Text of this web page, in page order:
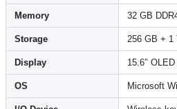
Memory 32 GB
Storage 256 GB + 1
Display 15.6″ OLED
OS Microsoft